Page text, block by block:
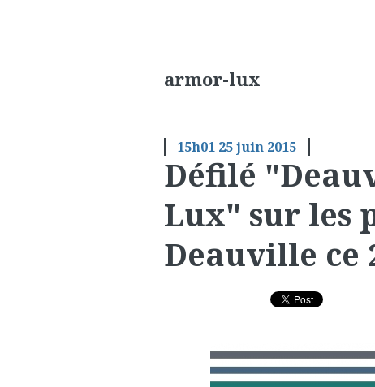
armor-lux
15h01 25juin 2015
Défilé
Lux" sur les
Deauville ce